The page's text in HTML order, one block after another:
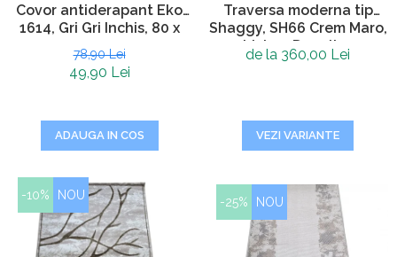
Covor antiderapant Eko
1614, Gri Gri Inchis, 80 x
120 cm
78,90 Lei
49,90 Lei
ADAUGA IN COS
Traversa moderna tip
Shaggy, SH66 Crem Maro,
Living, Dormitor
de la 360,00 Lei
VEZI VARIANTE
-10% NOU -25% NOU